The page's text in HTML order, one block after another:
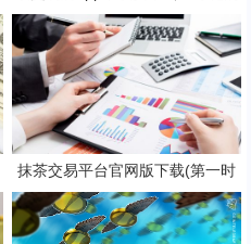
数字货币交易所）
抹茶交易平台官网版下载(第一时
间了解全球数字货币消息)